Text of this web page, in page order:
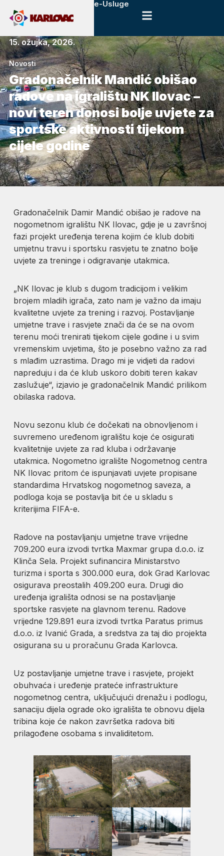
e-Usluge
15. ožujka, 2026.
Novosti
Gradonačelnik Mandić obišao
radove na igralištu NK Ilovac –
novi teren donosi bolje uvjete za
sportske aktivnosti tijekom
cijele godine
Gradonačelnik Damir Mandić obišao je radove na
nogometnom igralištu NK Ilovac, gdje je u završnoj
fazi projekt uređenja terena kojim će klub dobiti
umjetnu travu i sportsku rasvjetu te znatno bolje
uvjete za treninge i odigravanje utakmica.
„NK Ilovac je klub s dugom tradicijom i velikim
brojem mladih igrača, zato nam je važno da imaju
kvalitetne uvjete za trening i razvoj. Postavljanje
umjetne trave i rasvjete znači da će se na ovom
terenu moći trenirati tijekom cijele godine i u svim
vremenskim uvjetima, što je posebno važno za rad
s mlađim uzrastima. Drago mi je vidjeti da radovi
napreduju i da će klub uskoro dobiti teren kakav
zaslužuje“, izjavio je gradonačelnik Mandić prilikom
obilaska radova.
Novu sezonu klub će dočekati na obnovljenom i
suvremeno uređenom igralištu koje će osigurati
kvalitetnije uvjete za rad kluba i održavanje
utakmica. Nogometno igralište Nogometnog centra
NK Ilovac pritom će ispunjavati uvjete propisane
standardima Hrvatskog nogometnog saveza, a
podloga koja se postavlja bit će u skladu s
kriterijima FIFA-e.
Radove na postavljanju umjetne trave vrijedne
709.200 eura izvodi tvrtka Maxmar grupa d.o.o. iz
Klinča Sela. Projekt sufinancira Ministarstvo
turizma i sporta s 300.000 eura, dok Grad Karlovac
osigurava preostalih 409.200 eura. Drugi dio
uređenja igrališta odnosi se na postavljanje
sportske rasvjete na glavnom terenu. Radove
vrijedne 129.891 eura izvodi tvrtka Paratus primus
d.o.o. iz Ivanić Grada, a sredstva za taj dio projekta
osigurana su u proračunu Grada Karlovca.
Uz postavljanje umjetne trave i rasvjete, projekt
obuhvaća i uređenje prateće infrastrukture
nogometnog centra, uključujući drenažu i podlogu,
sanaciju dijela ograde oko igrališta te obnovu dijela
tribina koje će nakon završetka radova biti
prilagođene osobama s invaliditetom.